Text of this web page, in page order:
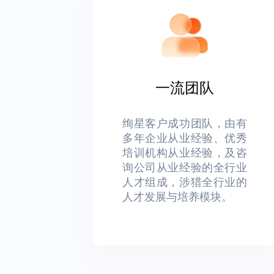
一流团队
绚星客户成功团队，由有
多年企业从业经验、优秀
培训机构从业经验，及咨
询公司从业经验的全行业
人才组成，涉猎全行业的
人才发展与培养模块。